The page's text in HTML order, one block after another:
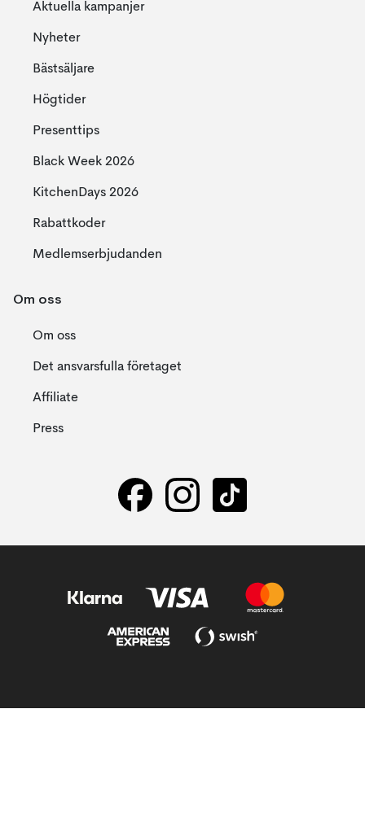
Aktuella kampanjer
Nyheter
Bästsäljare
Högtider
Presenttips
Black Week 2026
KitchenDays 2026
Rabattkoder
Medlemserbjudanden
Om oss
Om oss
Det ansvarsfulla företaget
Affiliate
Press